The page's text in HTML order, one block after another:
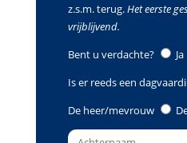
z.s.m. terug.Het eerste
vrijblijvend.
Bent u verdachte?
Ja
Is er reeds een
De heer/mevrouw